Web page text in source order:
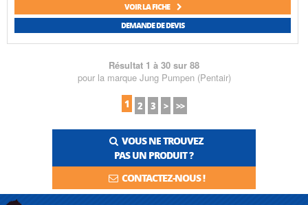
VOIR LA FICHE
DEMANDE DE DEVIS
Résultat 1 à 30 sur 88
pour la marque Jung Pumpen (Pentair)
1
2 3 > >>
VOUS NE TROUVEZ
PAS UN PRODUIT ?
CONTACTEZ-NOUS !